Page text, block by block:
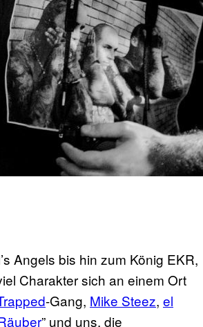
Angels bis hin zum König EKR,
Charakter sich an einem Ort
-Gang, ​Mike Steez, ​el
” und uns, die